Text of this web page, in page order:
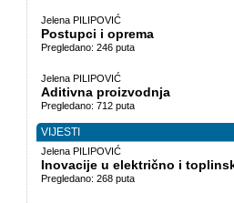
Jelena PILIPOVIĆ
Postupci i oprema
Pregledano: 246 puta
Jelena PILIPOVIĆ
Aditivna proizvodnja
Pregledano: 712 puta
VIJESTI
Jelena PILIPOVIĆ
Inovacije u električno i
Pregledano: 268 puta